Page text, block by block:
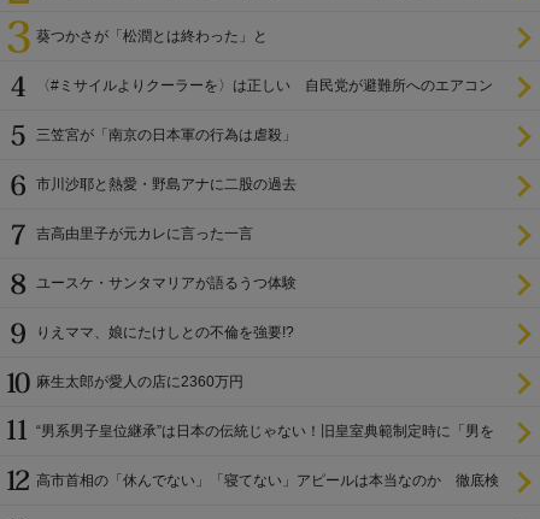
葵つかさが「松潤とは終わった」と
〈#ミサイルよりクーラーを〉は正しい 自民党が避難所へのエアコン
三笠宮が「南京の日本軍の行為は虐殺」
市川沙耶と熱愛・野島アナに二股の過去
吉高由里子が元カレに言った一言
ユースケ・サンタマリアが語るうつ体験
りえママ、娘にたけしとの不倫を強要!?
麻生太郎が愛人の店に2360万円
“男系男子皇位継承”は日本の伝統じゃない！旧皇室典範制定時に「男を
高市首相の「休んでない」「寝てない」アピールは本当なのか 徹底検